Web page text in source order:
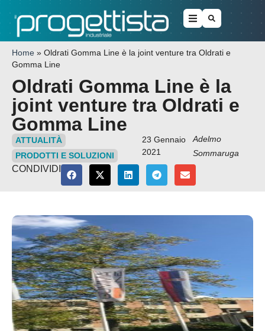
Home » Oldrati Gomma Line è la joint venture tra Oldrati e
Gomma Line
Oldrati Gomma Line è la
joint venture tra Oldrati e
Gomma Line
ATTUALITÀ
PRODOTTI E SOLUZIONI
23 Gennaio
2021
Adelmo
Sommaruga
CONDIVIDI